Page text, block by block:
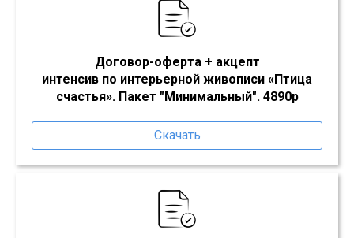
Договор-оферта + акцепт
интенсив по интерьерной живописи «Птица
счастья». Пакет "Минимальный". 4890р
Скачать